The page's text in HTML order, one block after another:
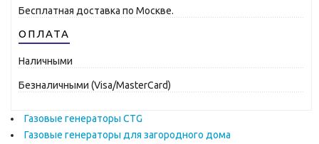
Бесплатная доставка по Москве.
ОПЛАТА
Наличными
Безналичными (Visa/MasterCard)
Газовые генераторы CTG
Газовые генераторы для загородного дома